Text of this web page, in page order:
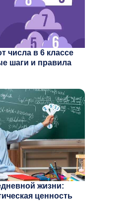
числа в 6 классе
шаги и правила
жизни:
ценность